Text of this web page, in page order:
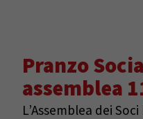
Pranzo
assemblea
L’Assemblea dei